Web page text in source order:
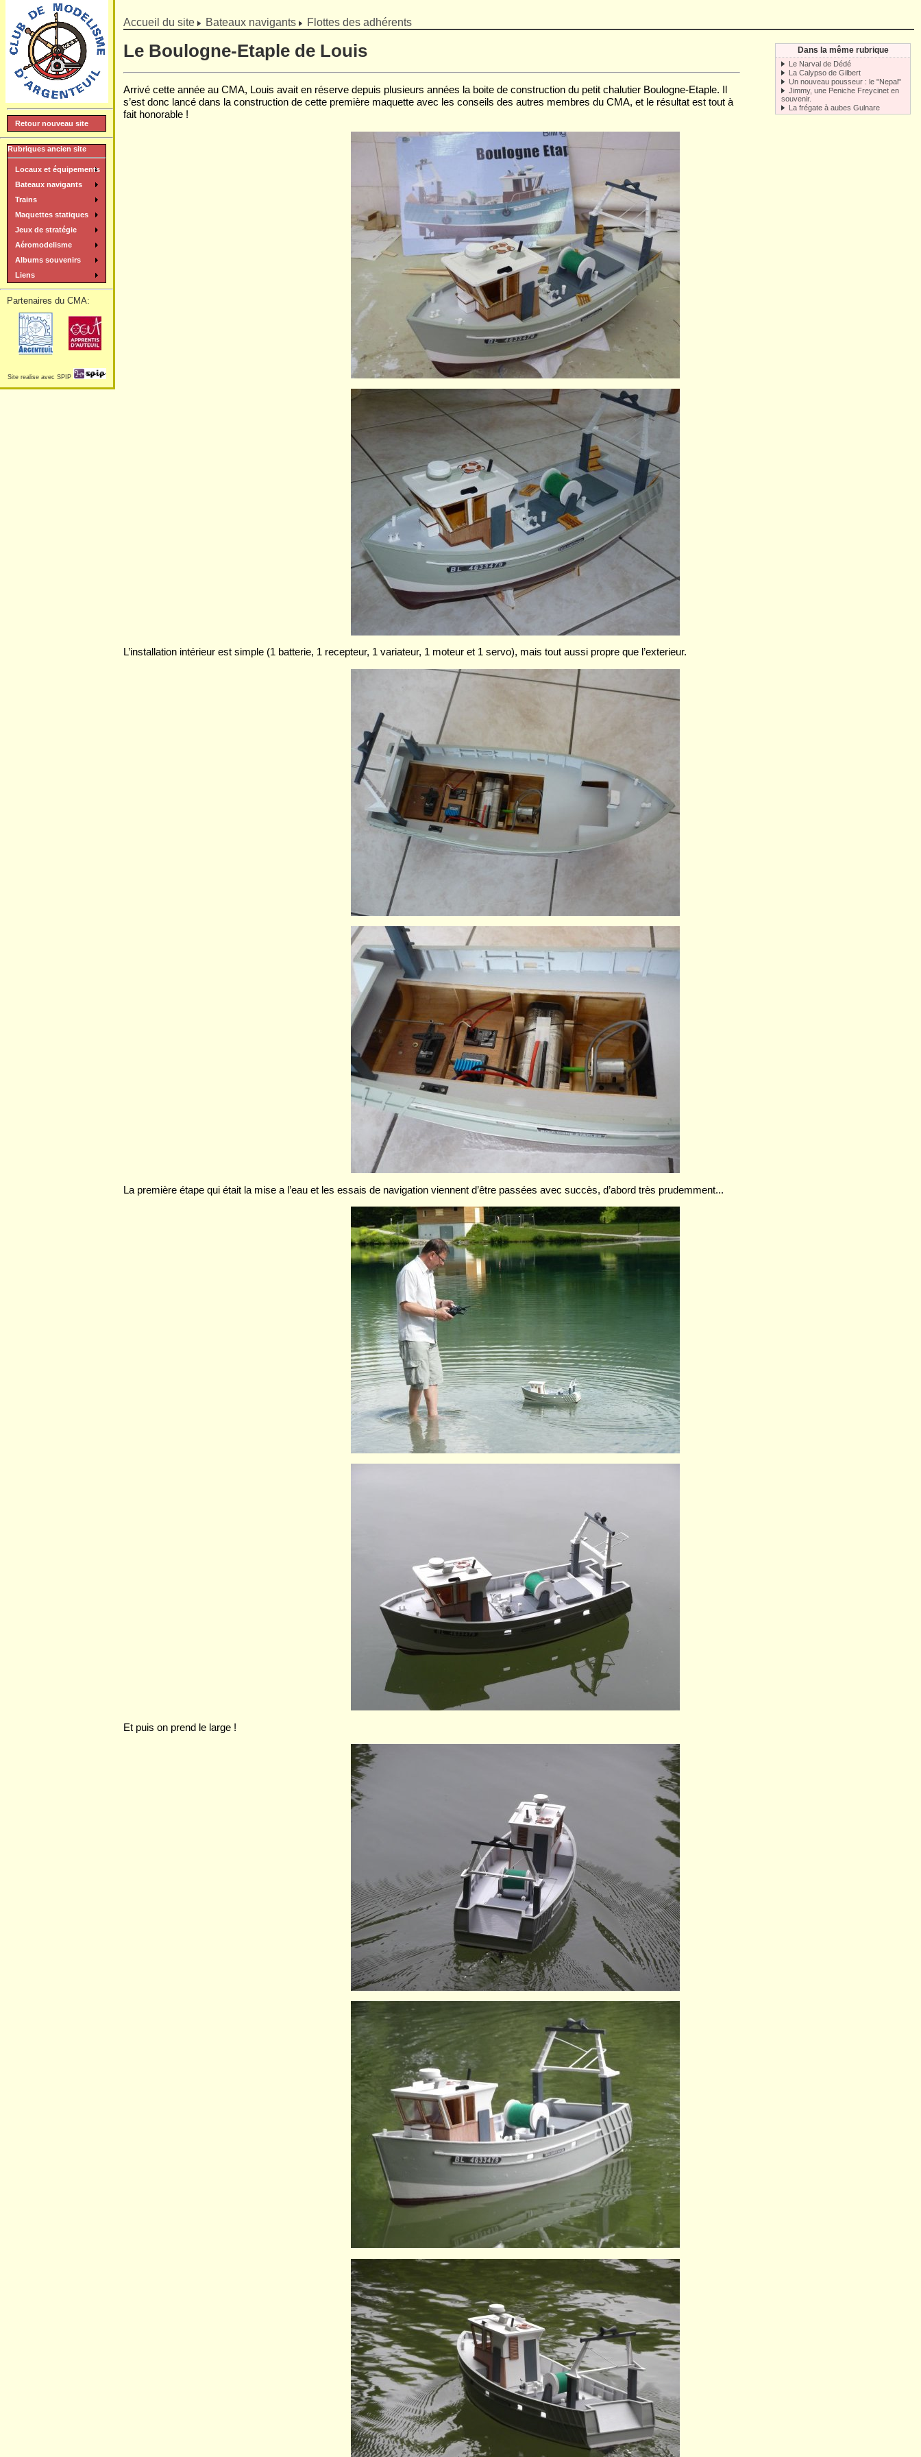
] Accueil du site Bateaux navigants Flottes des adhérents
Dans la même rubrique
Le Narval de Dédé
La Calypso de Gilbert
Un nouveau pousseur : le "Nepal"
Jimmy, une Peniche Freycinet en
souvenir.
La frégate à aubes Gulnare
Le Boulogne-Etaple de Louis
Arrivé cette année au CMA, Louis avait en réserve depuis plusieurs années la boite de construction du petit chalutier Boulogne-Etaple. Il
s’est donc lancé dans la construction de cette première maquette avec les conseils des autres membres du CMA, et le résultat est tout à
fait honorable !
L’installation intérieur est simple (1 batterie, 1 recepteur, 1 variateur, 1 moteur et 1 servo), mais tout aussi propre que l’exterieur.
La première étape qui était la mise a l’eau et les essais de navigation viennent d’être passées avec succès, d’abord très prudemment...
Et puis on prend le large !
Retour nouveau site
Rubriques ancien site
Locaux et équipements
Bateaux navigants
Trains
Maquettes statiques
Jeux de stratégie
Aéromodelisme
Albums souvenirs
Liens
Partenaires du CMA:
Site realise avec SPIP